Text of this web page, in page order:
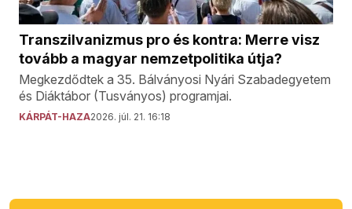
Transzilvanizmus pro és kontra: Merre visz
tovább a magyar nemzetpolitika útja?
Megkezdődtek a 35. Bálványosi Nyári Szabadegyetem
és Diáktábor (Tusványos) programjai.
KÁRPÁT-HAZA2026. júl. 21. 16:18